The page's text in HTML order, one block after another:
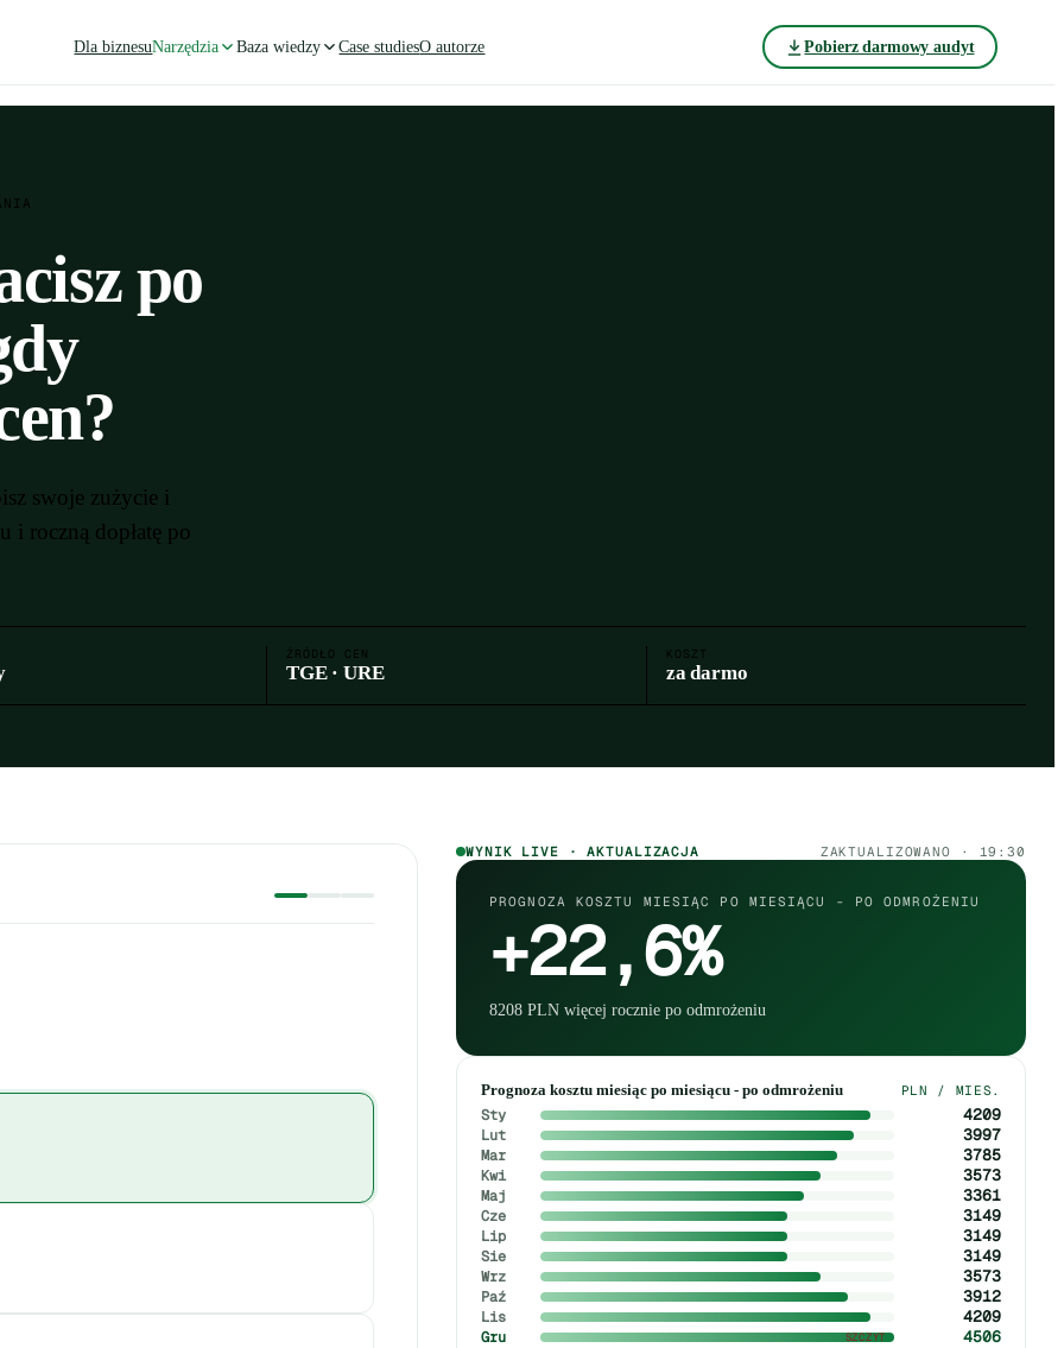
Dla biznesuNarzędzia Baza wiedzy Case studiesO autorze Pobierz darmowy audyt
po
swoje zużycie i
i roczną dopłatę po
ŹRÓDŁO CEN
TGE · URE
KOSZT
za darmo
Wynik kalkulatora
WYNIK LIVE · AKTUALIZACJA ZAKTUALIZOWANO · 19:30
PROGNOZA KOSZTU MIESIĄC PO MIESIĄCU - PO ODMROŻENIU
+22,6%
8208 PLN więcej rocznie po odmrożeniu
Prognoza kosztu miesiąc po miesiącu - po odmrożeniu PLN / MIES.
Sty 4209
Lut 3997
Mar 3785
Kwi 3573
Maj 3361
Cze 3149
Lip 3149
Sie 3149
Wrz 3573
Paź 3912
Lis 4209
Gru 4506